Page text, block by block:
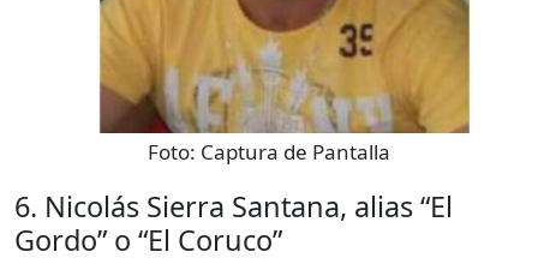
Foto: Captura de Pantalla
6. Nicolás Sierra Santana, alias “El
Gordo” o “El Coruco”